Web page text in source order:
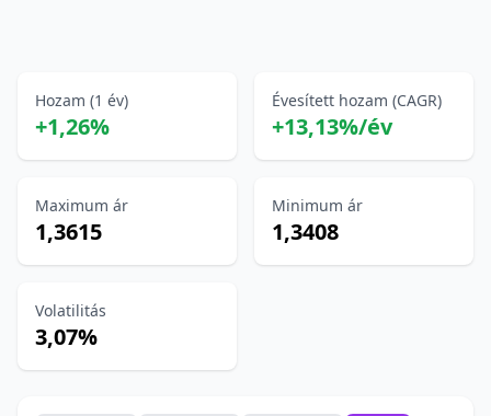
Hozam (1 év)
+1,26%
Évesített hozam (CAGR)
+13,13%/év
Maximum ár
1,3615
Minimum ár
1,3408
Volatilitás
3,07%